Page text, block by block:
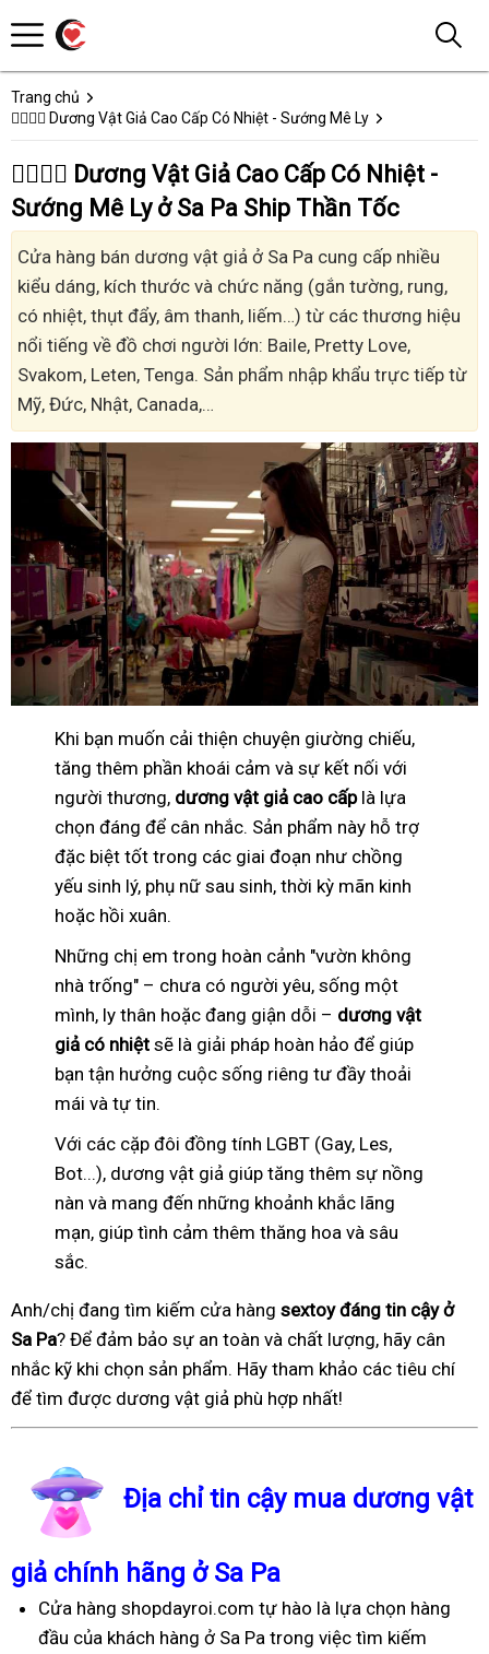
Trang chủ
👩‍❤️‍💋‍👨 Dương Vật Giả Cao Cấp Có Nhiệt - Sướng Mê Ly
👩‍❤️‍💋‍👨 Dương Vật Giả Cao Cấp Có Nhiệt -
Sướng Mê Ly ở Sa Pa Ship Thần Tốc
Cửa hàng bán dương vật giả ở Sa Pa cung cấp nhiều
kiểu dáng, kích thước và chức năng (gắn tường, rung,
có nhiệt, thụt đẩy, âm thanh, liếm…) từ các thương hiệu
nổi tiếng về đồ chơi người lớn: Baile, Pretty Love,
Svakom, Leten, Tenga. Sản phẩm nhập khẩu trực tiếp từ
Mỹ, Đức, Nhật, Canada,…
Khi bạn muốn cải thiện chuyện giường chiếu,
tăng thêm phần khoái cảm và sự kết nối với
người thương, dương vật giả cao cấplà lựa
chọn đáng để cân nhắc. Sản phẩm này hỗ trợ
đặc biệt tốt trong các giai đoạn như chồng
yếu sinh lý, phụ nữ sau sinh, thời kỳ mãn kinh
hoặc hồi xuân.
Những chị em trong hoàn cảnh "vườn không
nhà trống" – chưa có người yêu, sống một
mình, ly thân hoặc đang giận dỗi – dương vật
giả có nhiệt sẽ là giải pháp hoàn hảo để giúp
bạn tận hưởng cuộc sống riêng tư đầy thoải
mái và tự tin.
Với các cặp đôi đồng tính LGBT (Gay, Les,
Bot...), dương vật giả giúp tăng thêm sự nồng
nàn và mang đến những khoảnh khắc lãng
mạn, giúp tình cảm thêm thăng hoa và sâu
sắc.
Anh/chị đang tìm kiếm cửa hàng sextoy đáng tin cậy ở
Sa Pa? Để đảm bảo sự an toàn và chất lượng, hãy cân
nhắc kỹ khi chọn sản phẩm. Hãy tham khảo các tiêu chí
để tìm được dương vật giả phù hợp nhất!
Địa chỉ tin cậy mua dương vật
giả chính hãng ở Sa Pa
Cửa hàng shopdayroi.com tự hào là lựa chọn hàng
đầu của khách hàng ở Sa Pa trong việc tìm kiếm